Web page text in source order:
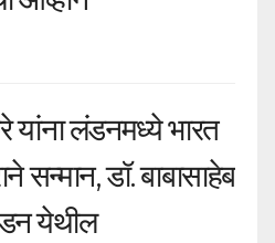
लंडनमध्ये भारत
सन्मान, डॉ. बाबासाहेब
येथील